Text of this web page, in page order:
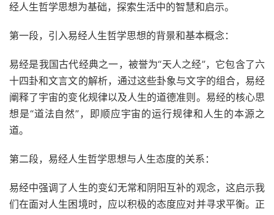
经人生哲学思想为基础，探索生活中的智慧和启示。
第一段，引入易经人生哲学思想的背景和基本概念：
易经是我国古代经典之一，被誉为“天人之经”，它包含了六
十四卦和文言文的解析，通过这些卦象与文字的组合，易经
阐释了宇宙的变化规律以及人生的道德准则。易经的核心思
想是“道法自然”，即顺应宇宙的运行规律和人生的本源之
道。
第二段，易经人生哲学思想与人生态度的关系：
易经中强调了人生的变幻无常和阴阳互补的观念，这启示我
们在面对人生困境时，应以积极的态度应对并寻求平衡。正